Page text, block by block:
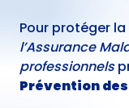
Pour protéger
l’Assurance
professionnels
Prévention